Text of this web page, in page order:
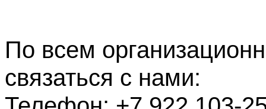
По всем
связаться с нами: